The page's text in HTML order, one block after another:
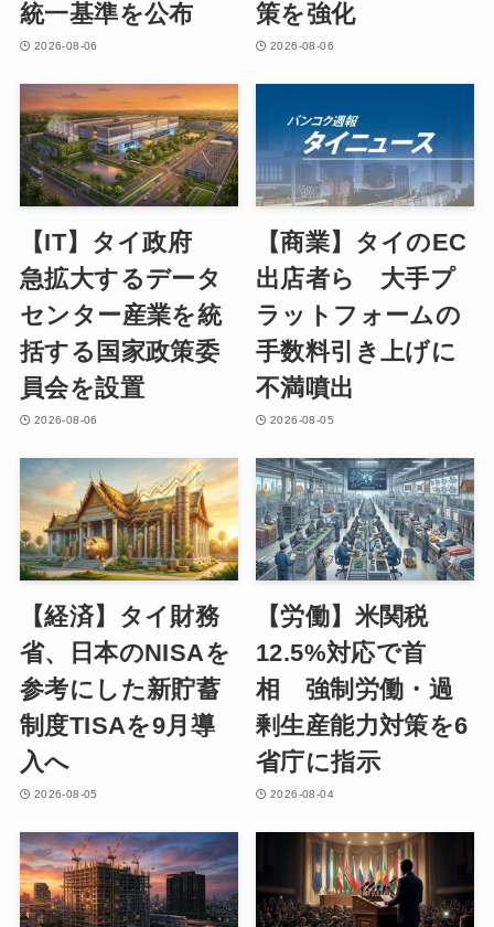
統一基準を公布
2026-08-06
策を強化
2026-08-06
【IT】タイ政府
急拡大するデータ
センター産業を統
括する国家政策委
員会を設置
2026-08-06
【商業】タイのEC
出店者ら 大手プ
ラットフォームの
手数料引き上げに
不満噴出
2026-08-05
【経済】タイ財務
省、日本のNISAを
参考にした新貯蓄
制度TISAを9月導
入へ
2026-08-05
【労働】米関税
12.5%対応で首
相 強制労働・過
剰生産能力対策を6
省庁に指示
2026-08-04